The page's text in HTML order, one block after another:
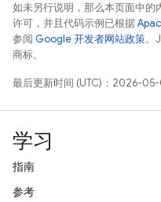
如未另行说明，那么本页面中的
许可，并且代码示例已根据
参阅 Google 开发者网站政策。
商标。
最后更新时间 (UTC)：2026-05-
学习
指南
参考